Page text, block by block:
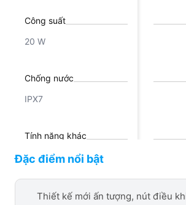
Công suất
20 W
Chống nước
IPX7
Tính năng khác
Đèn LED 360 độ
Số loa kết nối cùng lúc
Đặc điểm nổi bật
Thiết kế mới ấn tượng, nút điều